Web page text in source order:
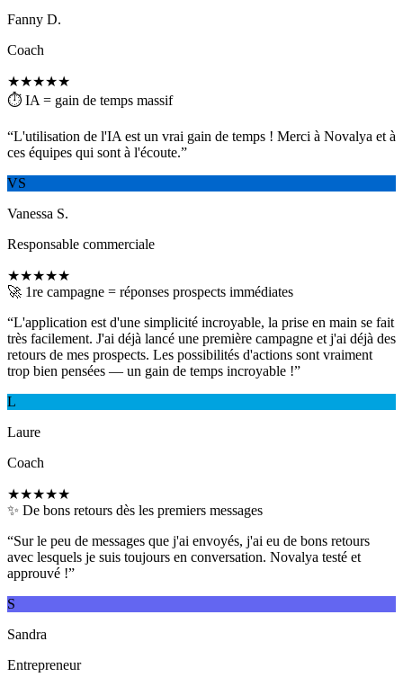
Fanny D.
Coach
★★★★★
⏱ IA = gain de temps massif
“L'utilisation de l'IA est un vrai gain de temps ! Merci à Novalya et à
ces équipes qui sont à l'écoute.”
VS
Vanessa S.
Responsable commerciale
★★★★★
🚀 1re campagne = réponses prospects immédiates
“L'application est d'une simplicité incroyable, la prise en main se fait
très facilement. J'ai déjà lancé une première campagne et j'ai déjà des
retours de mes prospects. Les possibilités d'actions sont vraiment
trop bien pensées — un gain de temps incroyable !”
L
Laure
Coach
★★★★★
✨ De bons retours dès les premiers messages
“Sur le peu de messages que j'ai envoyés, j'ai eu de bons retours
avec lesquels je suis toujours en conversation. Novalya testé et
approuvé !”
S
Sandra
Entrepreneur